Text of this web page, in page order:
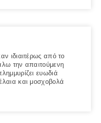
ιδιαιτέρως από το
την απαιτούμενη
ευωδιά
και μοσχοβολά